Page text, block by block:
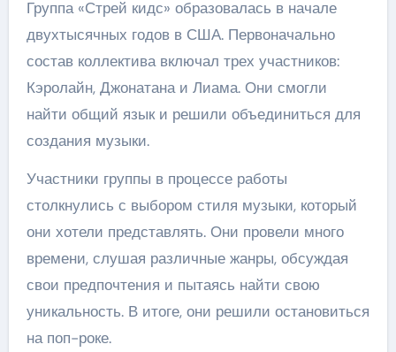
Группа «Стрей кидс» образовалась в начале
двухтысячных годов в США. Первоначально
состав коллектива включал трех участников:
Кэролайн, Джонатана и Лиама. Они смогли
найти общий язык и решили объединиться для
создания музыки.
Участники группы в процессе работы
столкнулись с выбором стиля музыки, который
они хотели представлять. Они провели много
времени, слушая различные жанры, обсуждая
свои предпочтения и пытаясь найти свою
уникальность. В итоге, они решили остановиться
на поп-роке.